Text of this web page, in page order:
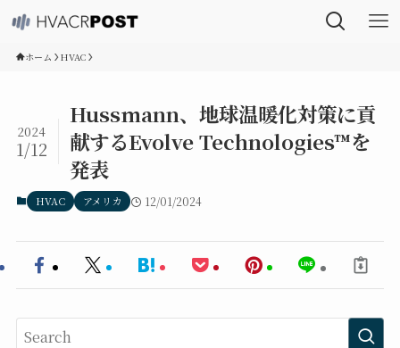
ホーム HVAC
Hussmann、地球温暖化対策に貢
献するEvolve Technologies™を
発表
2024
1/12
HVAC アメリカ 12/01/2024